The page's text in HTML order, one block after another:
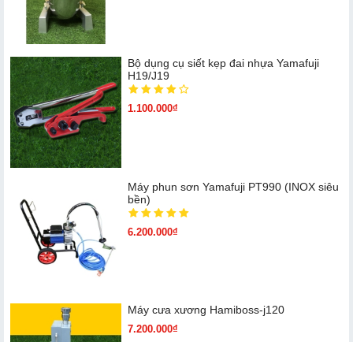
Bộ dụng cụ siết kẹp đai nhựa Yamafuji
H19/J19
1.100.000₫
Máy phun sơn Yamafuji PT990 (INOX siêu
bền)
6.200.000₫
Máy cưa xương Hamiboss-j120
7.200.000₫